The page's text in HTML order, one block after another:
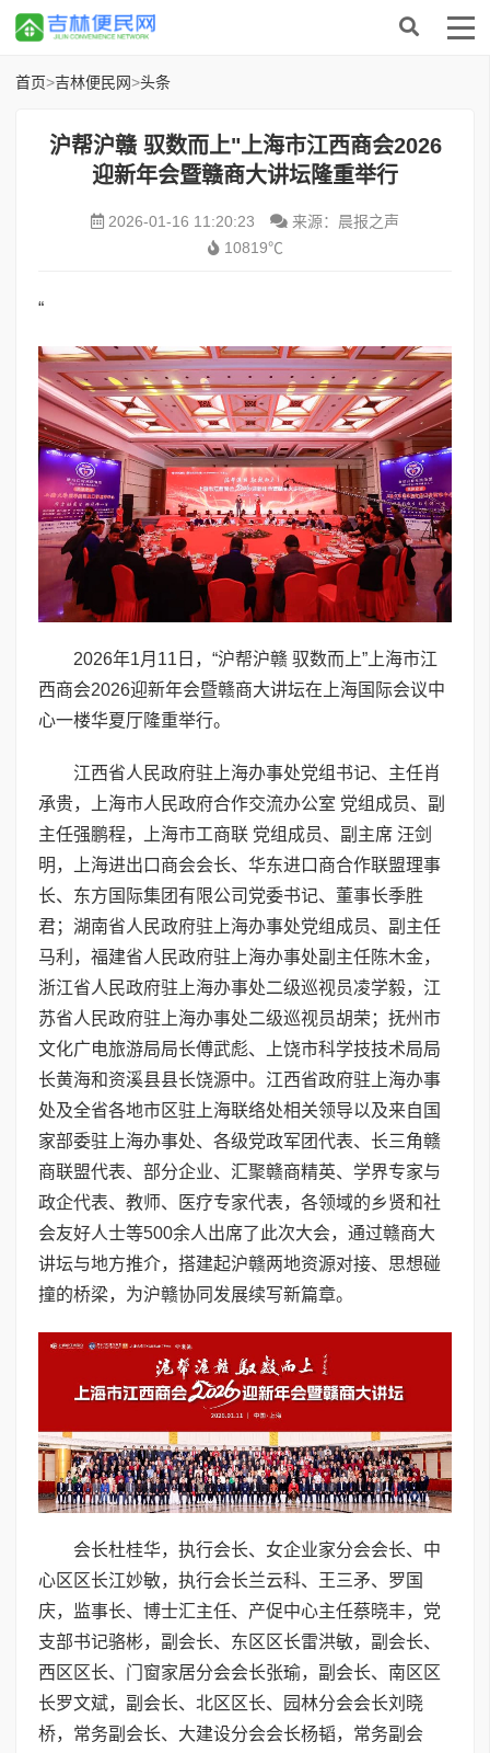
首页>吉林便民网>头条
沪帮沪赣 驭数而上"上海市江西商会2026
迎新年会暨赣商大讲坛隆重举行
2026-01-16 11:20:23
来源：晨报之声
10819℃
“
2026年1月11日，“沪帮沪赣 驭数而上”上海市江
西商会2026迎新年会暨赣商大讲坛在上海国际会议中
心一楼华夏厅隆重举行。
江西省人民政府驻上海办事处党组书记、主任肖
承贵，上海市人民政府合作交流办公室 党组成员、副
主任强鹏程，上海市工商联 党组成员、副主席 汪剑
明，上海进出口商会会长、华东进口商合作联盟理事
长、东方国际集团有限公司党委书记、董事长季胜
君；湖南省人民政府驻上海办事处党组成员、副主任
马利，福建省人民政府驻上海办事处副主任陈木金，
浙江省人民政府驻上海办事处二级巡视员凌学毅，江
苏省人民政府驻上海办事处二级巡视员胡荣；抚州市
文化广电旅游局局长傅武彪、上饶市科学技技术局局
长黄海和资溪县县长饶源中。江西省政府驻上海办事
处及全省各地市区驻上海联络处相关领导以及来自国
家部委驻上海办事处、各级党政军团代表、长三角赣
商联盟代表、部分企业、汇聚赣商精英、学界专家与
政企代表、教师、医疗专家代表，各领域的乡贤和社
会友好人士等500余人出席了此次大会，通过赣商大
讲坛与地方推介，搭建起沪赣两地资源对接、思想碰
撞的桥梁，为沪赣协同发展续写新篇章。
会长杜桂华，执行会长、女企业家分会会长、中
心区区长江妙敏，执行会长兰云科、王三矛、罗国
庆，监事长、博士汇主任、产促中心主任蔡晓丰，党
支部书记骆彬，副会长、东区区长雷洪敏，副会长、
西区区长、门窗家居分会会长张瑜，副会长、南区区
长罗文斌，副会长、北区区长、园林分会会长刘晓
桥，常务副会长、大建设分会会长杨韬，常务副会